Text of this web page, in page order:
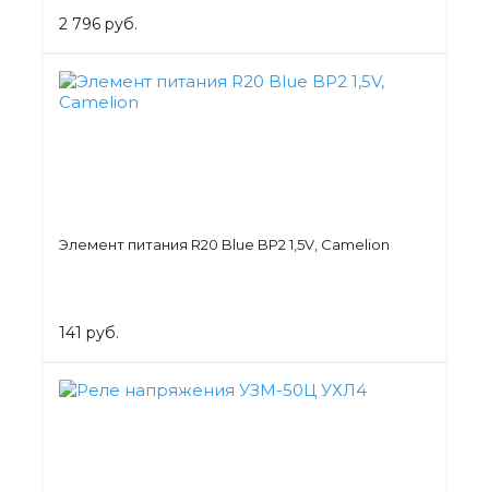
2 796 руб.
Элемент питания R20 Blue BP2 1,5V, Camelion
141 руб.